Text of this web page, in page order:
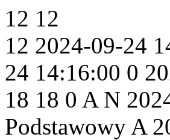
12 12
12 2024-09-24
24 14:16:00 0
18 18 0 A N
Podstawowy A